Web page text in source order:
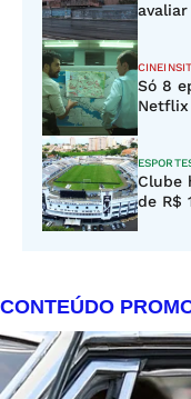
Só 8
Netflix
Clube
de R$